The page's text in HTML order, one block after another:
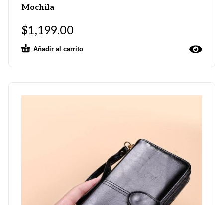
Mochila
$1,199.00
Añadir al carrito